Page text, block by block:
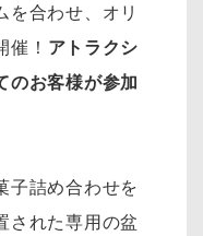
を合わせ、オリ
催！ アトラクシ
のお客様が参加
子詰め合わせを
された専用の盆